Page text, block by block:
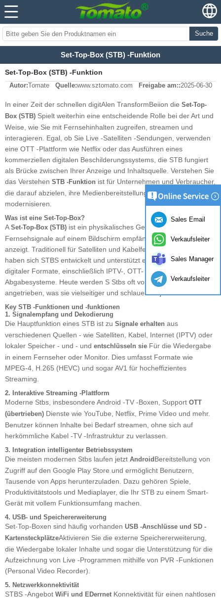
Suche
Set-Top-Box (STB) -Funktion
Set-Top-Box (STB) -Funktion
Autor:Tomate Quelle:www.sztomato.com Freigabe am::2025-06-30
In einer Zeit der schnellen digitAlen TransformBeiion die Set-Top-
Box (STB) Spielt weiterhin eine entscheidende Rolle bei der Art und
Weise, wie Sie mit Fernsehinhalten zugreifen, streamen und
interagieren. Egal, ob Sie Live -Satelliten -Sendungen, verwenden
eine OTT -Plattform wie Netflix oder das Ausführen eines
kommerziellen digitalen Beschilderungssystems, die STB fungiert
als Brücke zwischen Ihrer Anzeige und Inhaltsquelle. Verstehen Sie
das Verstehen STB -Funktion ist für Unternehmen und Verbraucher,
die darauf abzielen, ihre Medienbereitstellungsinfrastruktur zu
modernisieren.
Was ist eine Set-Top-Box?
A Set-Top-Box (STB) ist ein physikalisches Gerät, das
Fernsehsignale auf einem Bildschirm empfängt, dekodiert und
anzeigt. Traditionell für Satelliten und Kabelfernsehen verwendet,
haben sich STBS entwickelt und unterstützt eine breite Palette
digitaler Formate, einschließlich IPTV-, OTT- und Hybrid -
Abgabesysteme. Heute werden S Stbs oft von Undroid OS
angetrieben, was sie vielseitiger und schlauer als je zuvor macht.
Key STB -Funktionen und -funktionen
1. Signalempfang und Dekodierung
Die Hauptfunktion eines STB ist zu Signale erhalten aus
verschiedenen Quellen - wie Satelliten, Kabel, Internet (IPTV) oder
lokaler Speicher - und - und entschlüsseln sie Für die Wiedergabe
in einem Fernseher oder Monitor. Dies umfasst Formate wie
MPEG-4, H.265 (HEVC) und sogar AV1 für hocheffizientes
Streaming.
2. Interaktive Streaming -Plattform
Moderne Stbs, insbesondere Android -TV -Boxen, Support OTT
(übertrieben) Dienste wie YouTube, Netflix, Prime Video und mehr.
Benutzer können Inhalte bei Bedarf streamen, ohne sich auf
herkömmliche Kabel -TV -Infrastruktur zu verlassen.
3. Integration intelligenter Betriebssystem
Die meisten modernen Stbs laufen jetzt Android Bereitstellung von
Zugriff auf den Google Play Store und ermöglicht Benutzern,
Tausende von Apps herunterzuladen. Dazu gehören Spiele,
Produktivitätstools und Mediaplayer, die Ihr STB zu einem Smart-
Gerät mit vollem Funktionsumfang machen.
4. USB- und Speichererweiterung
Set-Top-Boxen sind häufig vorhanden USB -Anschlüsse und SD -
KartensteckplätzeAktivieren Sie die externe Speichererweiterung,
die Wiedergabe lokaler Inhalte und sogar die Unterstützung für die
Aufzeichnung von Live -Programmen mithilfe von PVR -Funktionen
(Personal Video Recorder).
5. Netzwerkkonnektivität
STBS -Angebot WiFi und EDerrnet Konnektivität für einen nahtlosen
Sales Email
Verkaufsleiter
Sales Manager
Verkaufsleiter